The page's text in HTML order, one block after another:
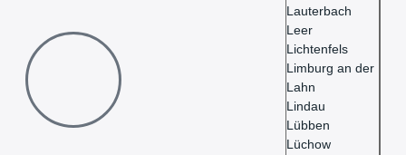
Lauterbach
Leer
Lichtenfels
Limburg an der
Lahn
Lindau
Lübben
Lüchow